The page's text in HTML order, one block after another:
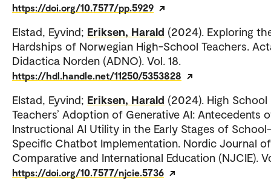
https://doi.org/10.7577/pp.5929
Elstad, Eyvind; Eriksen, Harald (2024). Exploring
Hardships of Norwegian High-School Teachers.
Didactica Norden (ADNO). Vol. 18.
https://hdl.handle.net/11250/5353828
Elstad, Eyvind; Eriksen, Harald (2024). High School
Teachers’ Adoption of Generative AI: Antecedents
Instructional AI Utility in the Early Stages of School-
Specific Chatbot Implementation. Nordic Journal of
Comparative and International Education (NJCIE).
https://doi.org/10.7577/njcie.5736